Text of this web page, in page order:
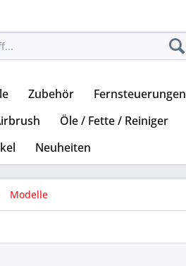
Zubehör Fernsteuerungen
Öle / Fette / Reiniger
Neuheiten
Modelle